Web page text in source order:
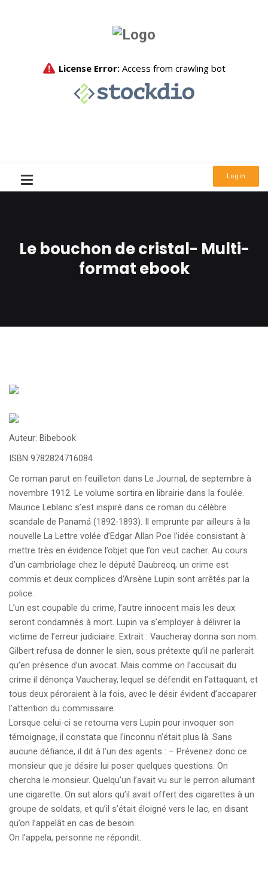
Login
Le bouchon de cristal- Multi-
format ebook
Auteur: Bibebook
ISBN 9782824716084
Ce roman parut en feuilleton dans Le Journal, de septembre à
novembre 1912. Le volume sortira en librairie dans la foulée.
Maurice Leblanc s’est inspiré dans ce roman du célèbre
scandale de Panamá (1892-1893). Il emprunte par ailleurs à la
nouvelle La Lettre volée d’Edgar Allan Poe l’idée consistant à
mettre très en évidence l’objet que l’on veut cacher. Au cours
d’un cambriolage chez le député Daubrecq, un crime est
commis et deux complices d’Arsène Lupin sont arrêtés par la
police.
L’un est coupable du crime, l’autre innocent mais les deux
seront condamnés à mort. Lupin va s’employer à délivrer la
victime de l’erreur judiciaire. Extrait : Vaucheray donna son nom.
Gilbert refusa de donner le sien, sous prétexte qu’il ne parlerait
qu’en présence d’un avocat. Mais comme on l’accusait du
crime il dénonça Vaucheray, lequel se défendit en l’attaquant, et
tous deux péroraient à la fois, avec le désir évident d’accaparer
l’attention du commissaire.
Lorsque celui-ci se retourna vers Lupin pour invoquer son
témoignage, il constata que l’inconnu n’était plus là. Sans
aucune défiance, il dit à l’un des agents : – Prévenez donc ce
monsieur que je désire lui poser quelques questions. On
chercha le monsieur. Quelqu’un l’avait vu sur le perron allumant
une cigarette. On sut alors qu’il avait offert des cigarettes à un
groupe de soldats, et qu’il s’était éloigné vers le lac, en disant
qu’on l’appelât en cas de besoin.
On l’appela, personne ne répondit.